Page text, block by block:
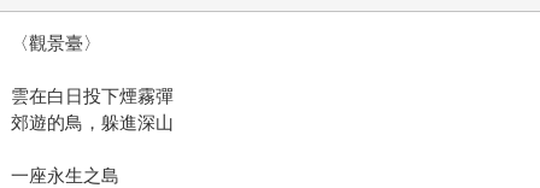
〈觀景臺〉
雲在白日投下煙霧彈
郊遊的鳥，躲進深山
一座永生之島